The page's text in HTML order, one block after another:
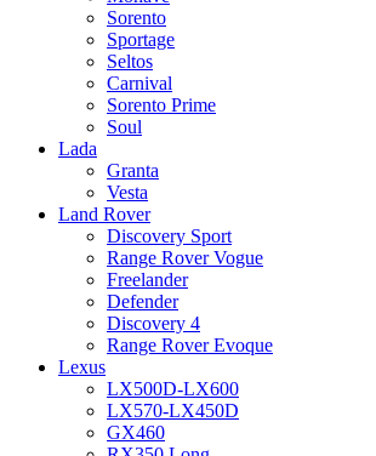
Sorento
Sportage
Seltos
Carnival
Sorento Prime
Soul
Lada
Granta
Vesta
Land Rover
Discovery Sport
Range Rover Vogue
Freelander
Defender
Discovery 4
Range Rover Evoque
Lexus
LX500D-LX600
LX570-LX450D
GX460